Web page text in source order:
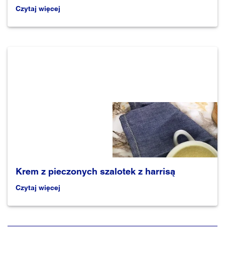
Czytaj więcej
Krem z pieczonych szalotek z harrisą
Czytaj więcej